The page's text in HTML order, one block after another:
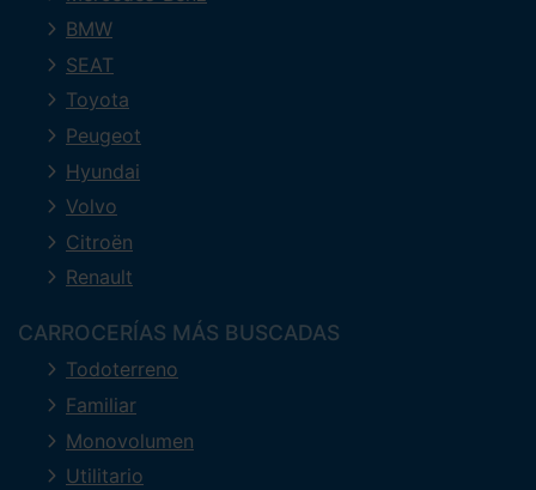
BMW
SEAT
Toyota
Peugeot
Hyundai
Volvo
Citroën
Renault
CARROCERÍAS MÁS BUSCADAS
Todoterreno
Familiar
Monovolumen
Utilitario